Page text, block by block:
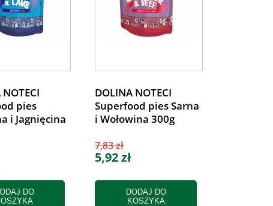
pies
i Jagnięcina
DO
DOLINA NOTECI
Superfood pies Sarna
i Wołowina 300g
7,83 zł
5,92 zł
DODAJ DO
KOSZYKA